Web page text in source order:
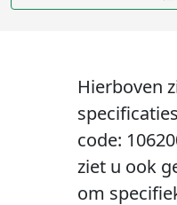
Hierboven
code:
ziet u ook
om